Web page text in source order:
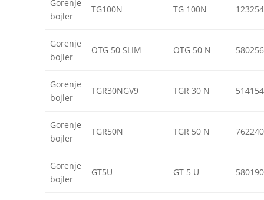
Gorenje
bojler
TG100N TG 100N 123254
Gorenje
bojler
OTG 50 SLIM OTG 50 N 580256
Gorenje
bojler
TGR30NGV9 TGR 30 N 514154
Gorenje
bojler
TGR50N TGR 50 N 762240
Gorenje
bojler
GT5U GT 5 U 580190